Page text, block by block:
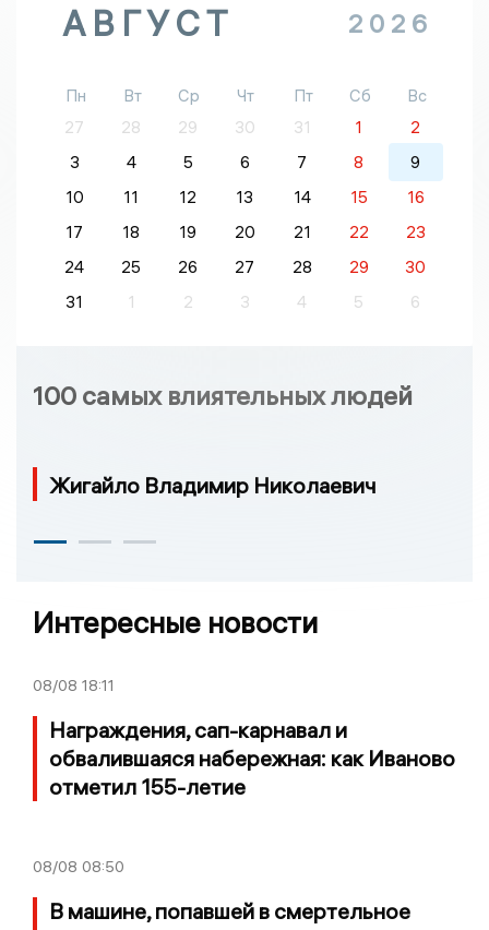
АВГУСТ 2026
Пн Вт Ср Чт Пт Сб
Вс
27
28 29 30 31 1
2
3
4 5 6 7 8
9
10
11 12 13 14 15
16
17
18 19 20 21 22
23
24
25 26 27 28 29
30
31
1 2 3 4 5 6
100 самых влиятельных людей
Жигайло Владимир Николаевич
Интересные новости
08/08 18:11
Награждения, сап-карнавал и
обвалившаяся набережная: как Иваново
отметил 155-летие
08/08 08:50
В машине, попавшей в смертельное